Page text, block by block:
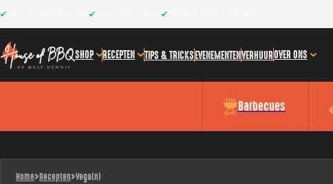
SHOP RECEPTEN TIPS & TRICKS EVENEMENTENVERHUUROVER ONS
Barbecues
Home Recepten Vega(n)